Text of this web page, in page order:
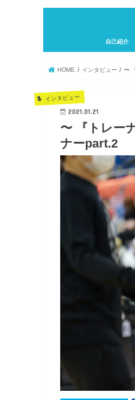
自己紹介
HOME インタビュー 〜
インタビュー
2021.01.21
〜 『トレー
ナーpart.2